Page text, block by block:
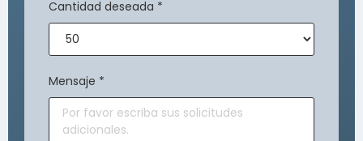
Cantidad deseada *
Mensaje *